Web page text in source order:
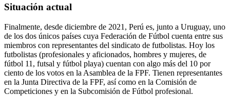
Situación actual
Finalmente, desde diciembre de 2021, Perú es, junto a Uruguay, uno
de los dos únicos países cuya Federación de Fútbol cuenta entre sus
miembros con representantes del sindicato de futbolistas. Hoy los
futbolistas (profesionales y aficionados, hombres y mujeres, de
fútbol 11, futsal y fútbol playa) cuentan con algo más del 10 por
ciento de los votos en la Asamblea de la FPF. Tienen representantes
en la Junta Directiva de la FPF, así como en la Comisión de
Competiciones y en la Subcomisión de Fútbol profesional.